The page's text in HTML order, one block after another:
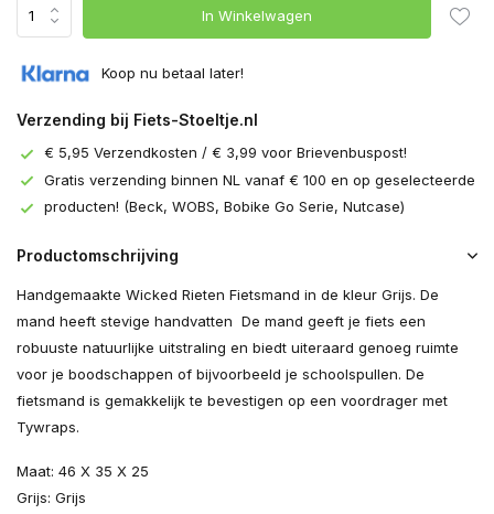
In Winkelwagen
Koop nu betaal later!
Verzending bij Fiets-Stoeltje.nl
€ 5,95 Verzendkosten / € 3,99 voor Brievenbuspost!
Gratis verzending binnen NL vanaf € 100 en op geselecteerde
producten! (Beck, WOBS, Bobike Go Serie, Nutcase)
Productomschrijving
Handgemaakte Wicked Rieten Fietsmand in de kleur Grijs. De
mand heeft stevige handvatten De mand geeft je fiets een
robuuste natuurlijke uitstraling en biedt uiteraard genoeg ruimte
voor je boodschappen of bijvoorbeeld je schoolspullen. De
fietsmand is gemakkelijk te bevestigen op een voordrager met
Tywraps.
Maat: 46 X 35 X 25
Grijs: Grijs